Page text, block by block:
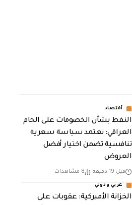
أقتصاد
النفط بشأن الخصومات على الخام
العراقي: نعتمد سياسة سعرية
تنافسية تضمن اختيار أفضل
العروض
قبل 19 دقيقة 8 مشاهدات
عربي ودولي
الخزانة الأميركية: عقوبات على